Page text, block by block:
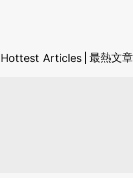
Hottest Articles 最熱文章